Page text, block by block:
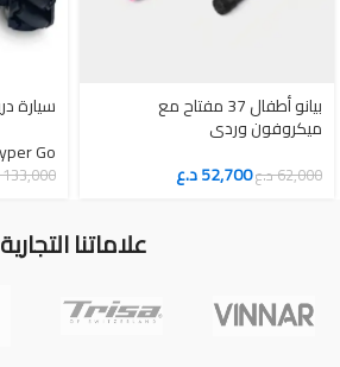
بيانو أطفال 37 مفتاح مع
ميكروفون وردي
62,000د.ع52,700د.ع
سيارة
Go
133,000
علاماتنا التجارية